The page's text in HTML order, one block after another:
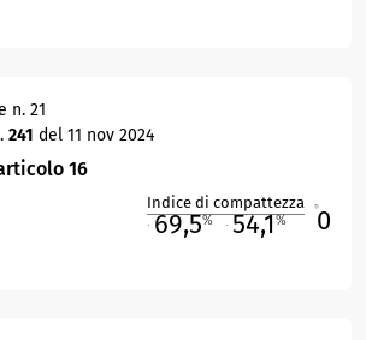
n. 21
241 del 11 nov 2024
16
Indice di compattezza
69,5% 54,1% 0